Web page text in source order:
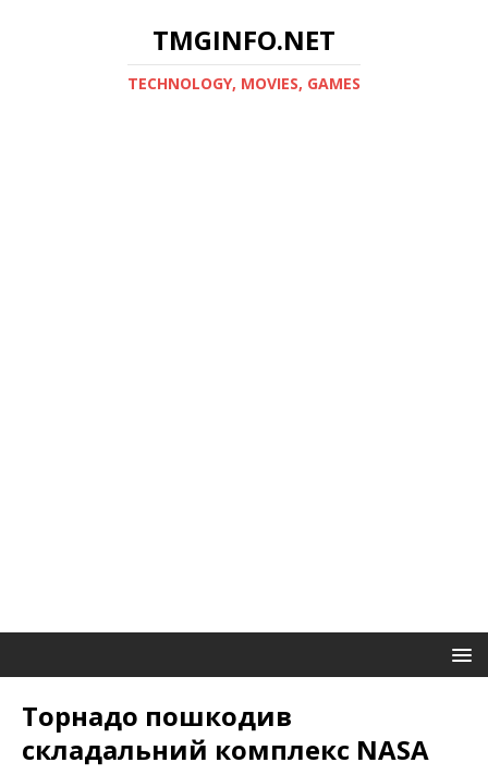
TMGINFO.NET
ТECHNOLOGY, MOVIES, GAMES
Торнадо пошкодив
складальний комплекс NASA